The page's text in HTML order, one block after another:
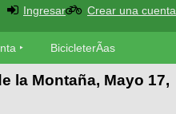
Ingresar Crear una cuenta
BicicleterÃ­as
la Montaña, Mayo 17,